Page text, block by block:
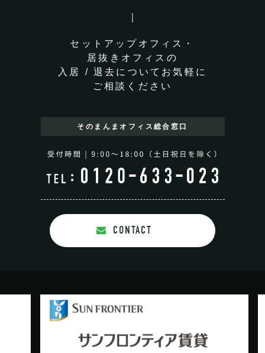
セットアップオフィス・
居抜きオフィスの
入居 / 退去についてお気軽に
ご相談ください
そのまんまオフィス 総合窓口
CONTACT